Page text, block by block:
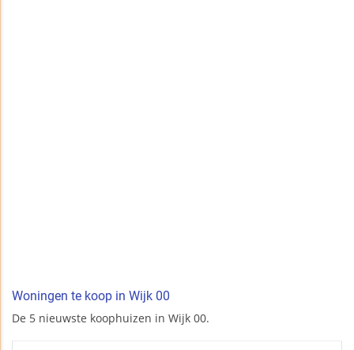
Woningen te koop in Wijk 00
De 5 nieuwste koophuizen in Wijk 00.